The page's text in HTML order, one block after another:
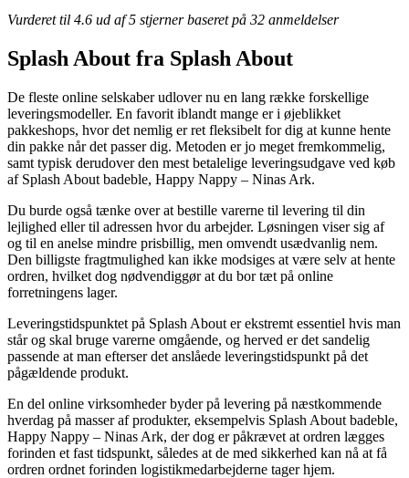
Vurderet til 4.6 ud af 5 stjerner baseret på 32 anmeldelser
Splash About fra Splash About
De fleste online selskaber udlover nu en lang række forskellige
leveringsmodeller. En favorit iblandt mange er i øjeblikket
pakkeshops, hvor det nemlig er ret fleksibelt for dig at kunne hente
din pakke når det passer dig. Metoden er jo meget fremkommelig,
samt typisk derudover den mest betalelige leveringsudgave ved køb
af Splash About badeble, Happy Nappy – Ninas Ark.
Du burde også tænke over at bestille varerne til levering til din
lejlighed eller til adressen hvor du arbejder. Løsningen viser sig af
og til en anelse mindre prisbillig, men omvendt usædvanlig nem.
Den billigste fragtmulighed kan ikke modsiges at være selv at hente
ordren, hvilket dog nødvendiggør at du bor tæt på online
forretningens lager.
Leveringstidspunktet på Splash About er ekstremt essentiel hvis man
står og skal bruge varerne omgående, og herved er det sandelig
passende at man efterser det anslåede leveringstidspunkt på det
pågældende produkt.
En del online virksomheder byder på levering på næstkommende
hverdag på masser af produkter, eksempelvis Splash About badeble,
Happy Nappy – Ninas Ark, der dog er påkrævet at ordren lægges
forinden et fast tidspunkt, således at de med sikkerhed kan nå at få
ordren ordnet forinden logistikmedarbejderne tager hjem.